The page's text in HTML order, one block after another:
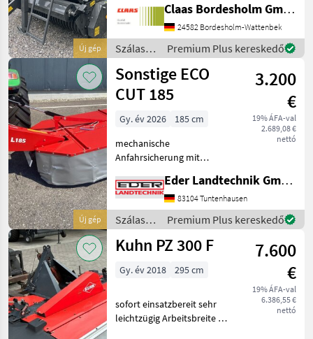
Új gép
1, 25 m Presskammerbreite
1, 20 m / in
Serienausrüstung: Pickup:
Aufnahmebreite 2, 10 m / 4
Zinkenreihen, kurvenb
Claas Bordesholm GmbH
24582 Bordesholm-Wattenbek
Szálastakarmány
betakarítók
/ Claas
Premium Plus kereskedő
Új gép
Sonstige ECO
CUT 185
3.200
€
19% ÁFA-val
2.689,08 €
nettó
Gy. év 2026
185 cm
mechanische
Anfahrsicherung mit
Schnitthöhenverstellung
mithilfe von Distanzringen
auf den Mähteller Schlüssel
für Messerschnellwechsel
Arbe
Eder Landtechnik GmbH
83104 Tuntenhausen
Szálastakarmány
betakarítók
/
Premium Plus kereskedő
Kuhn PZ 300 F
7.600
€
19% ÁFA-val
6.386,55 €
nettó
Gy. év 2018 295 cm
sofort einsatzbereit sehr
leichtzügig Arbeitsbreite 2,